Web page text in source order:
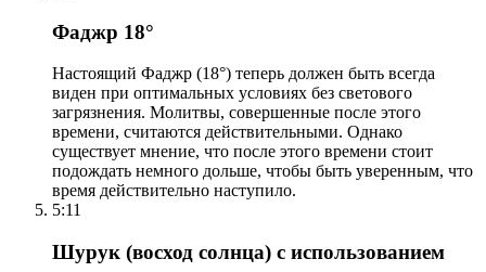
Фаджр 18°
Настоящий Фаджр (18°) теперь должен быть всегда
виден при оптимальных условиях без светового
загрязнения. Молитвы, совершенные после этого
времени, считаются действительными. Однако
существует мнение, что после этого времени стоит
подождать немного дольше, чтобы быть уверенным, что
время действительно наступило.
5:11
Шурук (восход солнца) с использованием